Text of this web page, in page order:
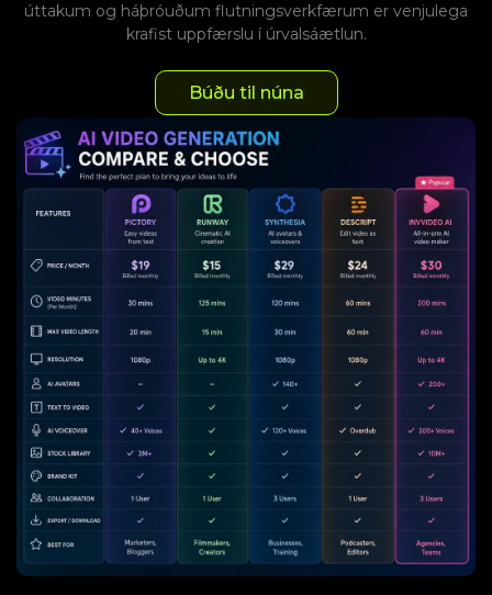
úttakum og háþróuðum flutningsverkfærum er venjulega
krafist uppfærslu í úrvalsáætlun.
Búðu til núna